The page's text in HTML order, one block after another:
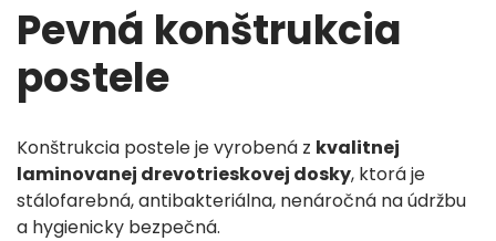
Pevná konštrukcia
postele
Konštrukcia postele je vyrobená z kvalitnej
laminovanej drevotrieskovej dosky, ktorá je
stálofarebná, antibakteriálna, nenáročná na údržbu
a hygienicky bezpečná.